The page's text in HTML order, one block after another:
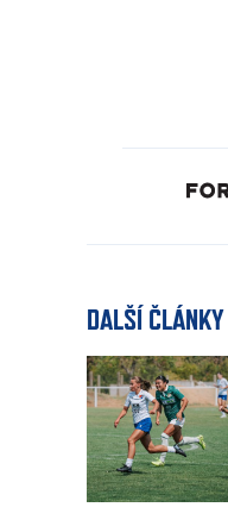
DALŠÍ ČLÁNKY